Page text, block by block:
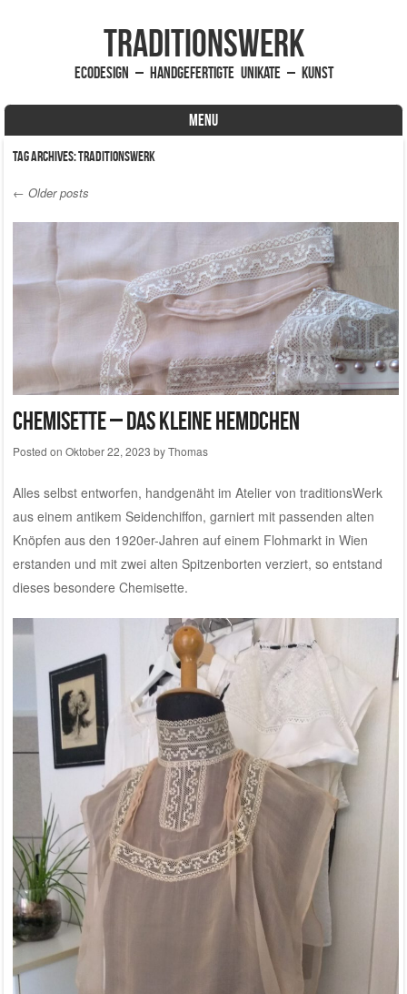
traditionsWerk
EcoDesign – handgefertigte Unikate – Kunst
MENU
Skip to content
Tag Archives:traditionsWerk
Post navigation
← Older posts
Chemisette – das kleine Hemdchen
Posted on Oktober 22, 2023 byThomas
Alles selbst entworfen, handgenäht im Atelier von traditionsWerk
aus einem antikem Seidenchiffon, garniert mit passenden alten
Knöpfen aus den 1920er-Jahren auf einem Flohmarkt in Wien
erstanden und mit zwei alten Spitzenborten verziert, so entstand
dieses besondere Chemisette.